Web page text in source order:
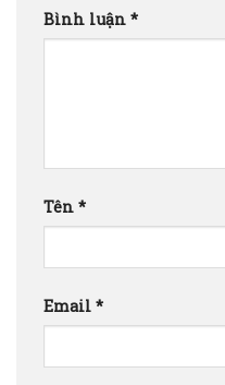
Bình luận *
Tên *
Email *